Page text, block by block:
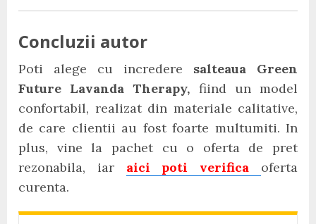
Concluzii autor
Poti alege cu incredere salteaua Green
Future Lavanda Therapy, fiind un model
confortabil, realizat din materiale calitative,
de care clientii au fost foarte multumiti. In
plus, vine la pachet cu o oferta de pret
rezonabila, iar aici poti verifica
oferta
curenta.